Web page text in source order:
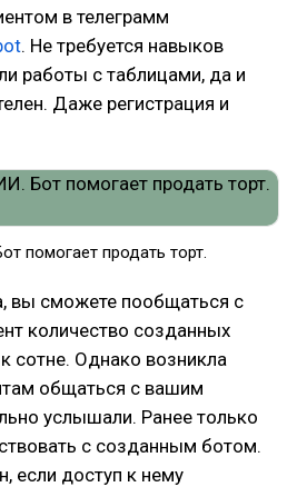
в телеграмм
. Не требуется навыков
работы с таблицами, да и
Даже регистрация и
помогает продать торт.
вы сможете пообщаться с
количество созданных
сотне. Однако возникла
общаться с вашим
услышали. Ранее только
с созданным ботом.
если доступ к нему